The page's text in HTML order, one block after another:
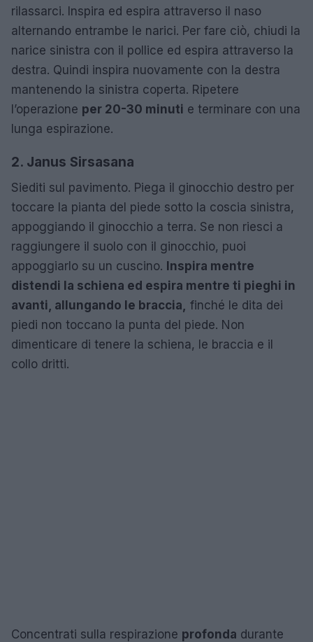
rilassarci. Inspira ed espira attraverso il naso
alternando entrambe le narici. Per fare ciò, chiudi la
narice sinistra con il pollice ed espira attraverso la
destra. Quindi inspira nuovamente con la destra
mantenendo la sinistra coperta. Ripetere
l’operazione per 20-30 minuti e terminare con una
lunga espirazione.
2. Janus Sirsasana
Siediti sul pavimento. Piega il ginocchio destro per
toccare la pianta del piede sotto la coscia sinistra,
appoggiando il ginocchio a terra. Se non riesci a
raggiungere il suolo con il ginocchio, puoi
appoggiarlo su un cuscino. Inspira mentre
distendi la schiena ed espira mentre ti pieghi in
avanti, allungando le braccia, finché le dita dei
piedi non toccano la punta del piede. Non
dimenticare di tenere la schiena, le braccia e il
collo dritti.
Concentrati sulla respirazione profonda durante